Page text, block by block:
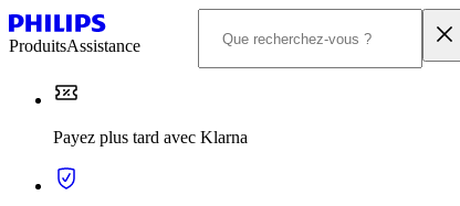
ProduitsAssistance
Payez plus tard avec Klarna